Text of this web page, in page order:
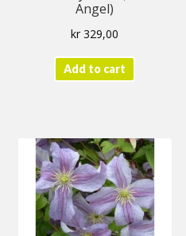
Angel)
kr 329,00
Add to cart